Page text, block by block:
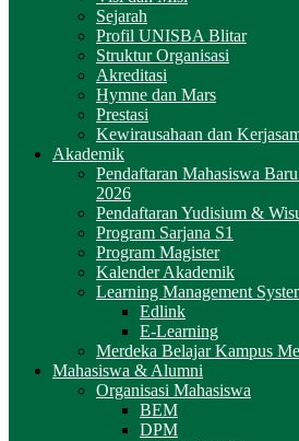
Sejarah
Profil UNISBA Blitar
Struktur Organisasi
Akreditasi
Hymne dan Mars
Prestasi
Kewirausahaan dan
Akademik
Pendaftaran Mahasiswa
2026
Pendaftaran Yudisium &
Program Sarjana S1
Program Magister
Kalender Akademik
Learning Management
Edlink
E-Learning
Merdeka Belajar Kampus
Mahasiswa & Alumni
Organisasi Mahasiswa
BEM
DPM